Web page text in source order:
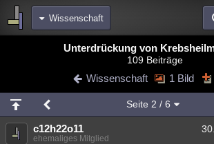
Wissenschaft
Blogs Videos
Chat Wiki Neuigkeiten
meine Rubriken
Menschen Wissenschaft
Unterdrückung von
109 Beiträge
Wissenschaft 1 Bild
Seite 2 / 6
c12h22o11
ehemaliges Mitglied